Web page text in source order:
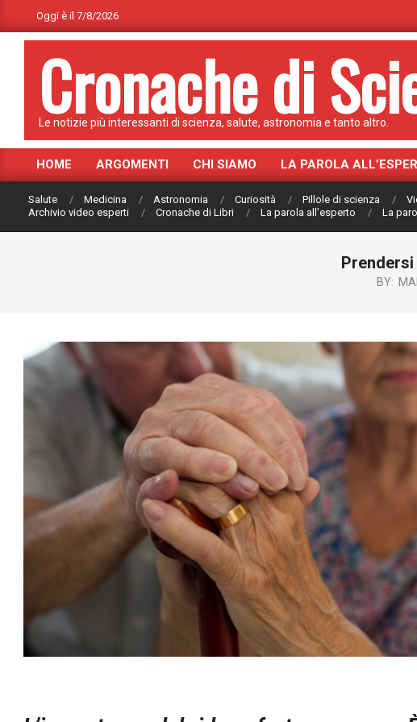
to
Oggi è il 7/8/2026
Cronache di
Le notizie più interessanti di scienza, salute, astronomia e tanto altro.
Primary
Navigation
Menu
HOME ARGOMENTI CHI SIAMO LA PAROLA
Salute Medicina Astronomia Curiosità Pillole di scienza
Archivio video esperti
Cronache di Libri La parola all’esperto La
BY: